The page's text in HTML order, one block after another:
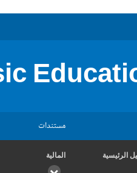
مستندات
الرئيسية المالية